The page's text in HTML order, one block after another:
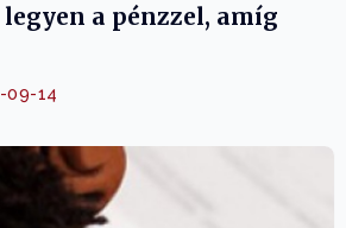
a pénzzel, amíg
09-14